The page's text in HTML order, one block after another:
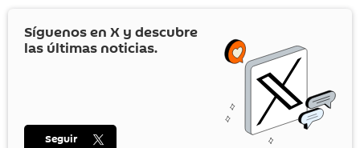
Síguenos en X y descubre
las últimas noticias.
Seguir